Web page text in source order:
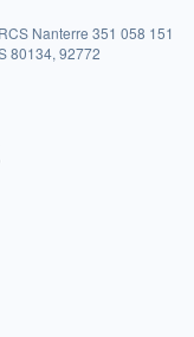
Nanterre 351 058 151
80134, 92772